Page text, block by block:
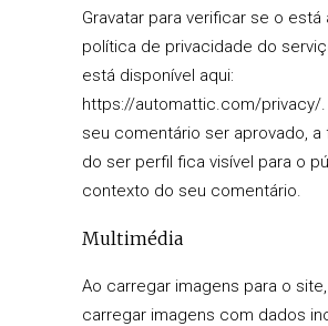
Gravatar para verificar se o está
política de privacidade do
está disponível aqui:
https://automattic.com/privacy/
seu comentário ser aprovado, a
do ser perfil fica visível para o
contexto do seu comentário.
Multimédia
Ao carregar imagens para o
carregar imagens com dados